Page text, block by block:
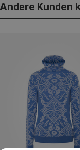
Andere Kunden